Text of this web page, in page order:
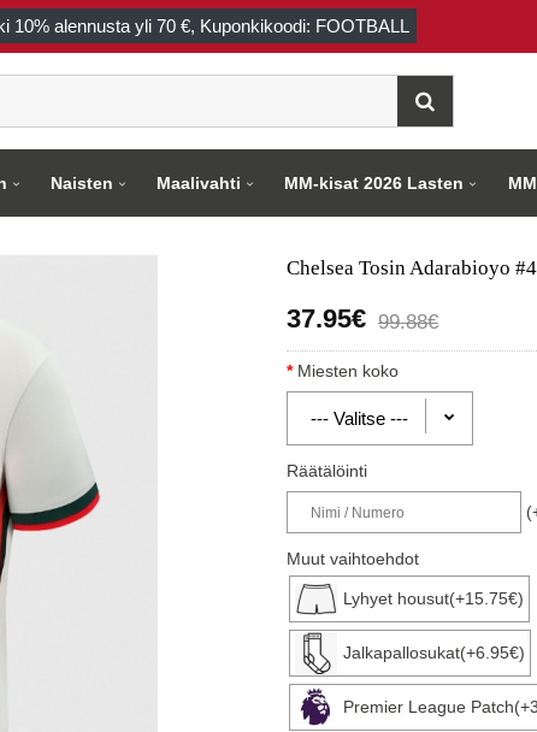
10% alennusta yli 70 €, Kuponkikoodi: FOOTBALL
Naisten Maalivahti MM-kisat 2026 Lasten
Chelsea Tosin Adarabioyo
37.95€ 99.88€
Miesten koko
Räätälöinti
Muut vaihtoehdot
Lyhyet housut(+15.75€)
Jalkapallosukat(+6.95€)
Premier League